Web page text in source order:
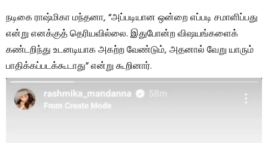
நடிகை ராஷ்மிகா மந்தனா, “அப்படியான ஒன்றை எப்படி சமாளிப்பது
என்று எனக்குத் தெரியவில்லை. இதுபோன்ற விஷயங்களைக்
கண்டறிந்து உடனடியாக அகற்ற வேண்டும், அதனால் வேறு யாரும்
பாதிக்கப்படக்கூடாது” என்று கூறினார்.